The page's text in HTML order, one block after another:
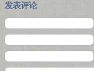
发表评论